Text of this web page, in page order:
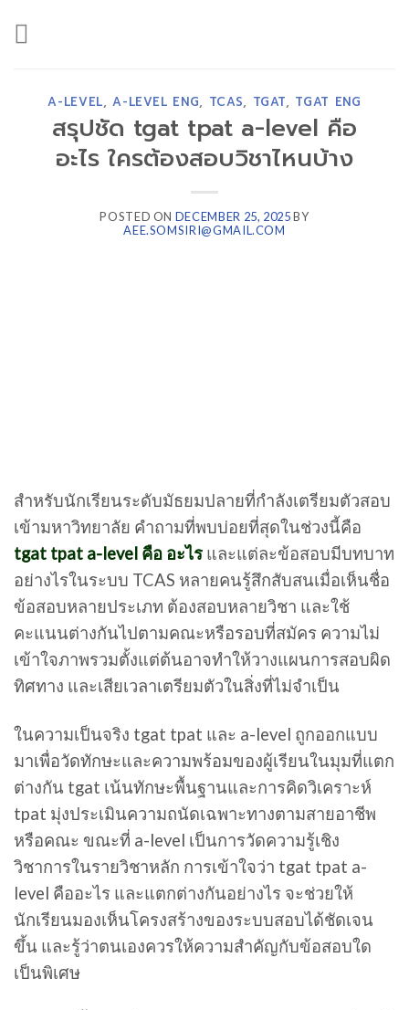
to
A-LEVEL,A-LEVEL ENG, TCAS, TGAT, TGAT ENG
สรุปชัด tgat tpat a-level คือ
อะไร ใครต้องสอบวิชาไหนบ้าง
POSTED ON DECEMBER 25, 2025BY
AEE.SOMSIRI@GMAIL.COM
สำหรับนักเรียนระดับมัธยมปลายที่กำลังเตรียมตัวสอบ
เข้ามหาวิทยาลัย คำถามที่พบบ่อยที่สุดในช่วงนี้คือ
tgat tpat a-level คือ อะไรและแต่ละข้อสอบมีบทบาท
อย่างไรในระบบ TCAS หลายคนรู้สึกสับสนเมื่อเห็นชื่อ
ข้อสอบหลายประเภท ต้องสอบหลายวิชา และใช้
คะแนนต่างกันไปตามคณะหรือรอบที่สมัคร ความไม่
เข้าใจภาพรวมตั้งแต่ต้นอาจทำให้วางแผนการสอบผิด
ทิศทาง และเสียเวลาเตรียมตัวในสิ่งที่ไม่จำเป็น
ในความเป็นจริง tgat tpat และ a-level ถูกออกแบบ
มาเพื่อวัดทักษะและความพร้อมของผู้เรียนในมุมที่แตก
ต่างกัน tgat เน้นทักษะพื้นฐานและการคิดวิเคราะห์
tpat มุ่งประเมินความถนัดเฉพาะทางตามสายอาชีพ
หรือคณะ ขณะที่ a-level เป็นการวัดความรู้เชิง
วิชาการในรายวิชาหลัก การเข้าใจว่า tgat tpat a-
level คืออะไร และแตกต่างกันอย่างไร จะช่วยให้
นักเรียนมองเห็นโครงสร้างของระบบสอบได้ชัดเจน
ขึ้น และรู้ว่าตนเองควรให้ความสำคัญกับข้อสอบใด
เป็นพิเศษ